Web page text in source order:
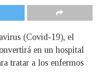
(Covid-19), el
en un hospital
tratar a los enfermos